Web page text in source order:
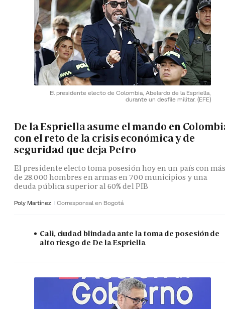
El presidente electo de Colombia, Abelardo de la Espriella,
durante un desfile militar. (EFE)
De la Espriella asume el mando en
con el reto de la crisis económica y de
seguridad que deja Petro
El presidente electo toma posesión hoy en un país con
de 28.000 hombres en armas en 700 municipios y una
deuda pública superior al 60% del PIB
Poly Martínez Corresponsal en Bogotá
Cali, ciudad blindada ante la toma de posesión de
alto riesgo de De la Espriella